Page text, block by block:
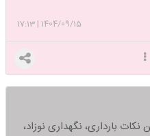
1404/09/15
|
17:13
بارداری، نگهداری نوزاد،